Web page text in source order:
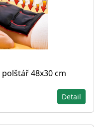
48x30 cm
Detail